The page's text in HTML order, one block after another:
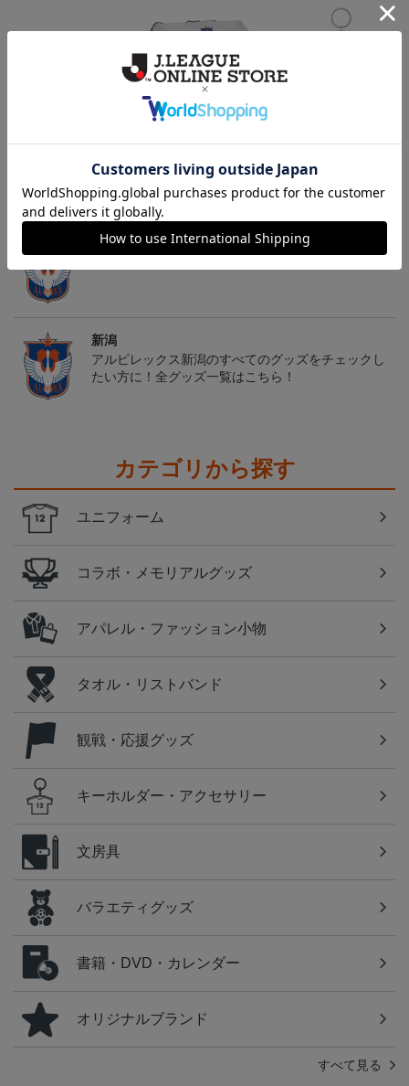
カチュウ タオルマフラー
カチュウ キーホルダー
トピックス
新潟
新潟
アルビレックス新潟のすべてのグッズをチェックし
たい方に！全グッズ一覧はこちら！
カテゴリから探す
ユニフォーム
コラボ・メモリアルグッズ
アパレル・ファッション小物
タオル・リストバンド
観戦・応援グッズ
キーホルダー・アクセサリー
文房具
バラエティグッズ
書籍・DVD・カレンダー
オリジナルブランド
すべて見る